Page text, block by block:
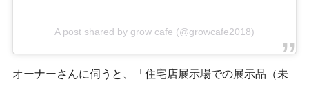
A post shared by grow cafe (@growcafe2018)
オーナーさんに伺うと、「住宅店展示場での展示品（未